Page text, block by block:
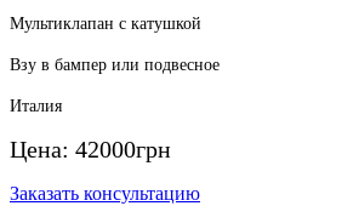
Мультиклапан с катушкой
Взу в бампер или подвесное
Италия
Цена: 42000грн
Заказать консультацию